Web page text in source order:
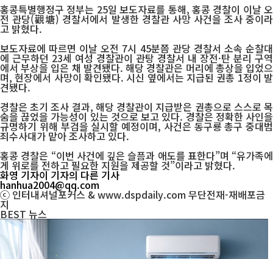
홍콩특별행정구 정부는 25일 보도자료를 통해, 홍콩 경찰이 이날 오
전 관당(觀塘) 경찰서에서 발생한 경찰관 사망 사건을 조사 중이라
고 밝혔다.
보도자료에 따르면 이날 오전 7시 45분쯤 관당 경찰서 소속 순찰대
에 근무하던 23세 여성 경찰관이 관탕 경찰서 내 장전·탄 분리 구역
에서 부상을 입은 채 발견됐다. 해당 경찰관은 머리에 총상을 입었으
며, 현장에서 사망이 확인됐다. 시신 옆에서는 지급된 권총 1정이 발
견됐다.
경찰은 초기 조사 결과, 해당 경찰관이 지급받은 권총으로 스스로 목
숨을 끊었을 가능성이 있는 것으로 보고 있다. 경찰은 정확한 사인을
규명하기 위해 부검을 실시할 예정이며, 사건은 동구룡 총구 중대범
죄수사대가 맡아 조사하고 있다.
홍콩 경찰은 “이번 사건에 깊은 슬픔과 애도를 표한다”며 “유가족에
게 위로를 전하고 필요한 지원을 제공할 것”이라고 밝혔다.
화영 기자이 기자의 다른 기사
hanhua2004@qq.com
ⓒ 인터내셔널포커스 & www.dspdaily.com 무단전재-재배포금
지
BEST 뉴스